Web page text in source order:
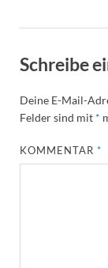
Schreibe
Deine E-Mail-
Felder sind mit *
KOMMENTAR*